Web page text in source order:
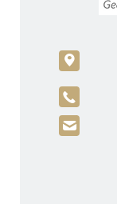
c
A
H